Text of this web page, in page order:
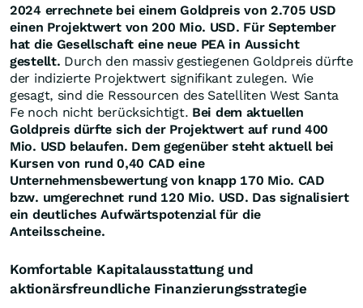
2024 errechnete bei einem Goldpreis von 2.705 USD
einen Projektwert von 200 Mio. USD. Für September
hat die Gesellschaft eine neue PEA in Aussicht
gestellt. Durch den massiv gestiegenen Goldpreis dürfte
der indizierte Projektwert signifikant zulegen. Wie
gesagt, sind die Ressourcen des Satelliten West Santa
Fe noch nicht berücksichtigt. Bei dem aktuellen
Goldpreis dürfte sich der Projektwert auf rund 400
Mio. USD belaufen. Dem gegenüber steht aktuell bei
Kursen von rund 0,40 CAD eine
Unternehmensbewertung von knapp 170 Mio. CAD
bzw. umgerechnet rund 120 Mio. USD. Das signalisiert
ein deutliches Aufwärtspotenzial für die
Anteilsscheine.
Komfortable Kapitalausstattung und
aktionärsfreundliche Finanzierungsstrategie